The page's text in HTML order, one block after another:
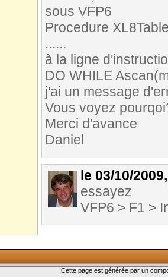
sous VFP6
Procedure
......
à la ligne
DO WHILE
j'ai un message
Vous voyez
Merci d'avance
Daniel
le 03/10/
essayez
VFP6 > F1 >
Cette page est générée par un